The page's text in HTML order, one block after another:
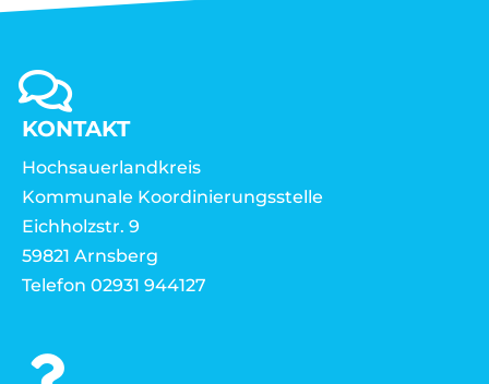
KONTAKT
Hochsauerlandkreis
Kommunale Koordinierungsstelle
Eichholzstr. 9
59821 Arnsberg
Telefon 02931 944127